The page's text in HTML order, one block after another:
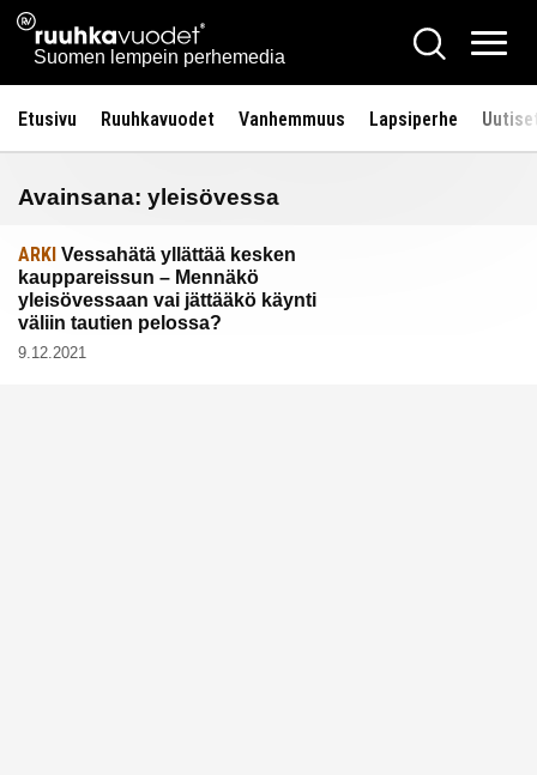
Siirry
sisältöön
Ruuhkavuodet.fi
Suomen lempein perhemedia
Hae
Etusivu Ruuhkavuodet Vanhemmuus Lapsiperhe
Avainsana: yleisövessa
ARKI Vessahätä yllättää kesken
kauppareissun – Mennäkö
yleisövessaan vai jättääkö käynti
väliin tautien pelossa?
9.12.2021